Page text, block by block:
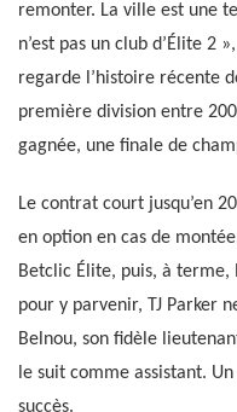
remonter. La ville est une
n’est pas un club d’Élite 2
regarde l’histoire récente
première division entre
gagnée, une finale de
Le contrat court jusqu’en
en option en cas de
Betclic Élite, puis, à terme,
pour y parvenir, TJ Parker
Belnou, son fidèle
le suit comme assistant.
succès.